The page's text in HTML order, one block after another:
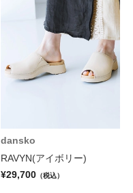
dansko
RAVYN(アイボリー)
¥29,700 （税込）